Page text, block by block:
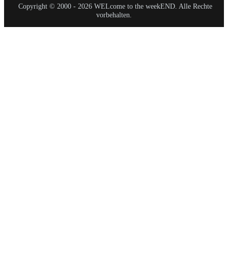
Copyright © 2000 - 2026 WELcome to the weekEND. Alle Rechte
vorbehalten.